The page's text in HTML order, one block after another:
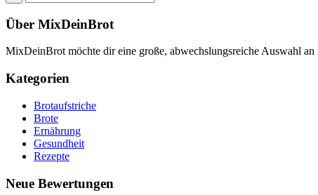
Über MixDeinBrot
MixDeinBrot möchte dir eine große, abwechslungsreiche Auswahl
Kategorien
Brotaufstriche
Brote
Ernährung
Gesundheit
Rezepte
Neue Bewertungen